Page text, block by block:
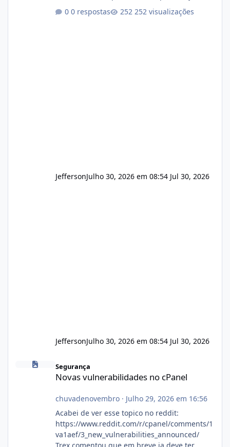
encerrar suas atividades ou reduzir sua
operação. Se você possui clientes ativos de
0 respostas 252 visualizações
JeffersonJulho 30, 2026 em 08:54 Jul 30, 2026
JeffersonJulho 30, 2026 em 08:54 Jul 30, 2026
Novas vulnerabilidades no cPanel
Segurança
Novas vulnerabilidades no cPanel
chuvadenovembro· Julho 29, 2026 em 16:56
Acabei de ver esse topico no reddit:
https://www.reddit.com/r/cpanel/comments/1
va1aef/3_new_vulnerabilities_announced/